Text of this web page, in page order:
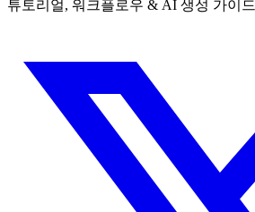
튜토리얼, 워크플로우 & AI 생성 가이드